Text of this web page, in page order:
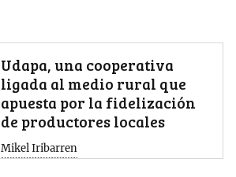
Udapa, una cooperativa
ligada al medio rural que
apuesta por la fidelización
de productores locales
Mikel Iribarren